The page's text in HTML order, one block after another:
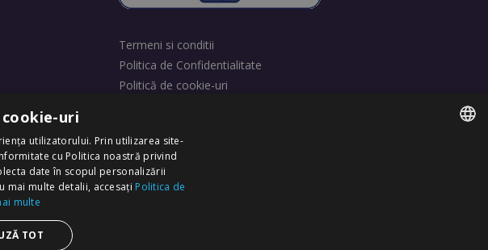
Termeni si conditii
Politica de Confidentialitate
Politică de cookie-uri
uri
utilizatorului. Prin utilizarea site-
cu Politica noastră privind
date în scopul personalizării
mai multe detalii, accesați Politica de
multe
TOT